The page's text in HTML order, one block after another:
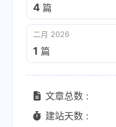
4 篇
二月 2026
1 篇
文章总数 :
建站天数 :